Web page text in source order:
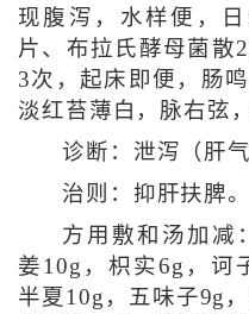
现腹泻，水样便，
片、布拉氏酵母菌散
3次，起床即便，肠
淡红苔薄白，脉右弦
诊断：泄泻（肝
治则：抑肝扶脾。
方用敷和汤加减
姜10g，枳实6g，诃
半夏10g，五味子9g